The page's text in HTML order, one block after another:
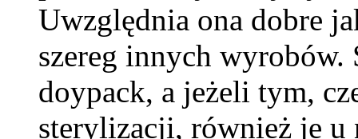
Uwzględnia ona dobre
szereg innych
doypack, a jeżeli tym,
sterylizacji, również je u